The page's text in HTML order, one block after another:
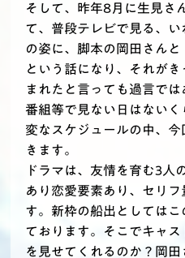
そして、昨年8月に生見さ
て、普段テレビで見る、い
の姿に、脚本の岡田さん
という話になり、それが
まれたと言っても過言で
番組等で見ない日はない
変なスケジュールの中、
きます。
ドラマは、友情を育む3人
あり恋愛要素あり、セリ
す。新枠の船出としては
ております。そこでキャ
を見せてくれるのか？岡